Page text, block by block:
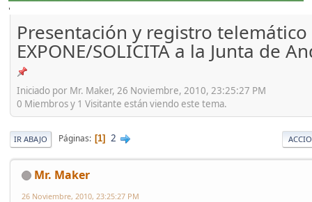
'
Presentación y registro telemático
EXPONE/SOLICITA a la Junta de
Iniciado por Mr. Maker, 26 Noviembre, 2010, 23:25:27 PM
0 Miembros y 1 Visitante están viendo este tema.
IR ABAJO Páginas 1 2
Mr. Maker
26 Noviembre, 2010, 23:25:27 PM